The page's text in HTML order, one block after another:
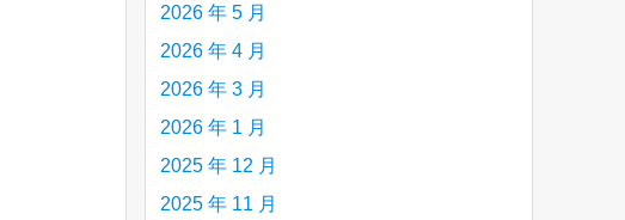
2026 年 5 月
2026 年 4 月
2026 年 3 月
2026 年 1 月
2025 年 12 月
2025 年 11 月